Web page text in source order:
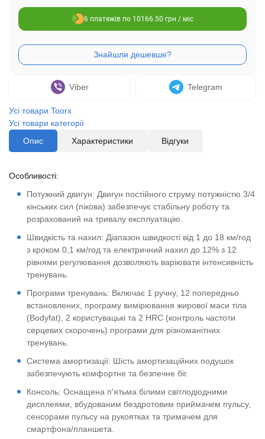
6 платежів по 10166.50 грн / міс
Viber Telegram
Усі товари Toorx
Усі товари категорії
Опис
Характеристики Відгуки
Особливості:
Потужний двигун: Двигун постійного струму потужністю 3/4
кінських сил (пікова) забезпечує стабільну роботу та
розрахований на тривалу експлуатацію.
Швидкість та нахил: Діапазон швидкості від 1 до 18 км/год
з кроком 0,1 км/год та електричний нахил до 12% з 12
рівнями регулювання дозволяють варіювати інтенсивність
тренувань.
Програми тренувань: Включає 1 ручну, 12 попередньо
встановлених, програму вимірювання жирової маси тіла
(Bodyfat), 2 користувацькі та 2 HRC (контроль частоти
серцевих скорочень) програми для різноманітних
тренувань.
Система амортизації: Шість амортизаційних подушок
забезпечують комфортне та безпечне біг.
Консоль: Оснащена п'ятьма білими світлодіодними
дисплеями, вбудованим бездротовим приймачем пульсу,
сенсорами пульсу на рукоятках та тримачем для
смартфона/планшета.